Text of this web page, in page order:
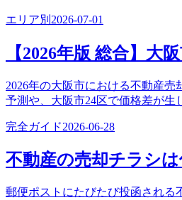
エリア別 2026-07-01
【2026年版 総合】大
2026年の大阪市における不動産
予測や、大阪市24区で価格差が生
完全ガイド2026-06-28
不動産の売却チラシ
郵便ポストにたびたび投函される